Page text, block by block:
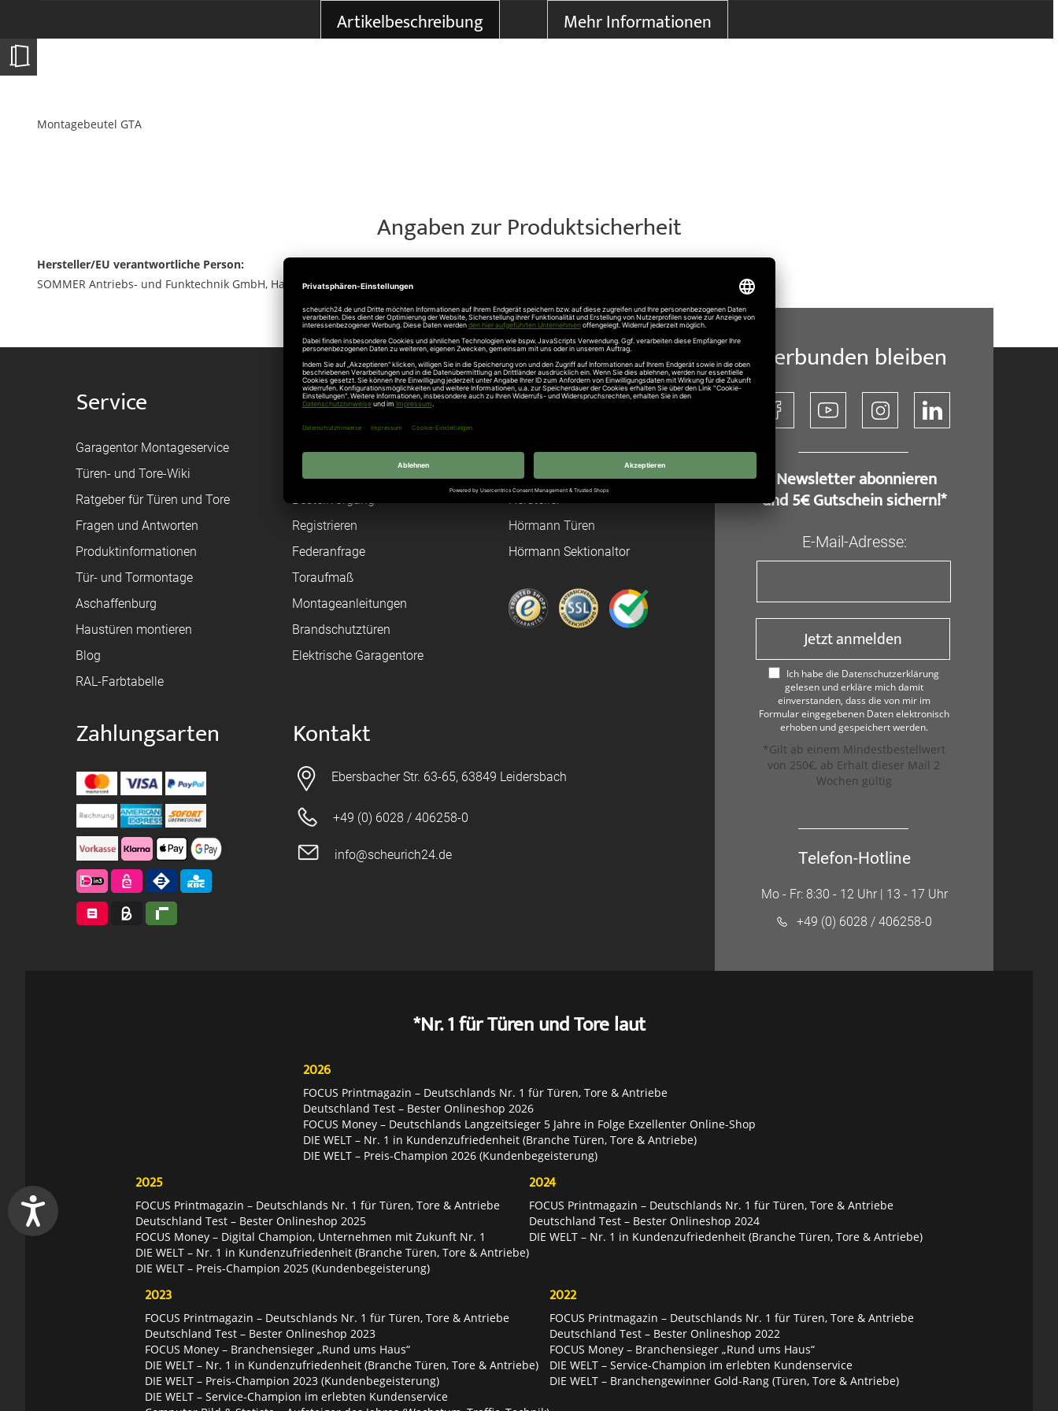
Artikelbeschreibung Mehr Informationen
Montagebeutel GTA
Angaben zur Produktsicherheit
Hersteller/EU verantwortliche Person:
SOMMER Antriebs- und Funktechnik GmbH, Hans-Böckler-Straße 27, 73230 Kirchheim unter Teck, Telefon 07021 8001-0 , info@sommer.eu
Service
Garagentor Montageservice
Türen- und Tore-Wiki
Ratgeber für Türen und Tore
Fragen und Antworten
Produktinformationen
Tür- und Tormontage
Aschaffenburg
Haustüren montieren
Blog
RAL-Farbtabelle
Shop
Zahlungsarten
Bestellvorgang
Registrieren
Federanfrage
Toraufmaß
Montageanleitungen
Brandschutztüren
Elektrische Garagentore
Unternehmen
Stellenangebote
Hersteller
Hörmann Türen
Hörmann Sektionaltor
Zahlungsarten Kontakt
Ebersbacher Str. 63-65, 63849 Leidersbach
+49 (0) 6028 / 406258-0
info@scheurich24.de
Verbunden bleiben
​ Newsletter abonnieren
und 5€ Gutschein sichern!*
E-Mail-Adresse:
Jetzt anmelden
Ich habe die Datenschutzerklärung
gelesen und erkläre mich damit
einverstanden, dass die von mir im
Formular eingegebenen Daten elektronisch
erhoben und gespeichert werden.
*Gilt ab einem Mindestbestellwert
von 250€, ab Erhalt dieser Mail 2
Wochen gültig
Telefon-Hotline
Mo - Fr: 8:30 - 12 Uhr | 13 - 17 Uhr
+49 (0) 6028 / 406258-0
*Nr. 1 für Türen und Tore laut
2026
FOCUS Printmagazin – Deutschlands Nr. 1 für Türen, Tore & Antriebe
Deutschland Test – Bester Onlineshop 2026
FOCUS Money – Deutschlands Langzeitsieger 5 Jahre in Folge Exzellenter Online-Shop
DIE WELT – Nr. 1 in Kundenzufriedenheit (Branche Türen, Tore & Antriebe)
DIE WELT – Preis-Champion 2026 (Kundenbegeisterung)
2025
FOCUS Printmagazin – Deutschlands Nr. 1 für Türen, Tore & Antriebe
Deutschland Test – Bester Onlineshop 2025
FOCUS Money – Digital Champion, Unternehmen mit Zukunft Nr. 1
DIE WELT – Nr. 1 in Kundenzufriedenheit (Branche Türen, Tore & Antriebe)
DIE WELT – Preis-Champion 2025 (Kundenbegeisterung)
2024
FOCUS Printmagazin – Deutschlands Nr. 1 für Türen, Tore & Antriebe
Deutschland Test – Bester Onlineshop 2024
DIE WELT – Nr. 1 in Kundenzufriedenheit (Branche Türen, Tore & Antriebe)
2023
FOCUS Printmagazin – Deutschlands Nr. 1 für Türen, Tore & Antriebe
Deutschland Test – Bester Onlineshop 2023
FOCUS Money – Branchensieger „Rund ums Haus“
DIE WELT – Nr. 1 in Kundenzufriedenheit (Branche Türen, Tore & Antriebe)
DIE WELT – Preis-Champion 2023 (Kundenbegeisterung)
DIE WELT – Service-Champion im erlebten Kundenservice
2022
FOCUS Printmagazin – Deutschlands Nr. 1 für Türen, Tore & Antriebe
Deutschland Test – Bester Onlineshop 2022
FOCUS Money – Branchensieger „Rund ums Haus“
DIE WELT – Service-Champion im erlebten Kundenservice
DIE WELT – Branchengewinner Gold-Rang (Türen, Tore & Antriebe)